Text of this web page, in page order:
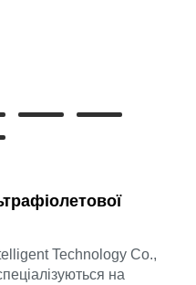
Technology Co.,
на